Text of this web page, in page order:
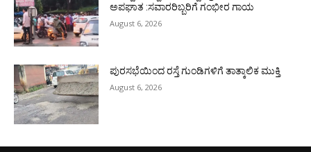
ಅಪಘಾತ :ಸವಾರರಿಬ್ಬರಿಗೆ ಗಂಭೀರ ಗಾಯ
August 6, 2026
ಪುರಸಭೆಯಿಂದ ರಸ್ತೆ ಗುಂಡಿಗಳಿಗೆ ತಾತ್ಕಾಲಿಕ ಮುಕ್ತಿ
August 6, 2026